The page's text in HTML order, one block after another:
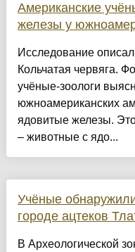
Американские
железы у
Исследование
Кольчатая червяга.
учёные-зоологи
южноамериканских
ядовитые железы.
– животные с ядо...
Учёные
городе ацтеков
В Археологической